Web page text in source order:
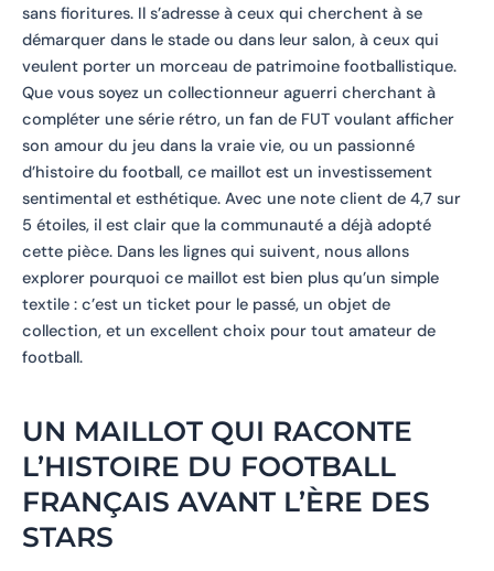
sans fioritures. Il s’adresse à ceux qui cherchent à se
démarquer dans le stade ou dans leur salon, à ceux qui
veulent porter un morceau de patrimoine footballistique.
Que vous soyez un collectionneur aguerri cherchant à
compléter une série rétro, un fan de FUT voulant afficher
son amour du jeu dans la vraie vie, ou un passionné
d’histoire du football, ce maillot est un investissement
sentimental et esthétique. Avec une note client de 4,7 sur
5 étoiles, il est clair que la communauté a déjà adopté
cette pièce. Dans les lignes qui suivent, nous allons
explorer pourquoi ce maillot est bien plus qu’un simple
textile : c’est un ticket pour le passé, un objet de
collection, et un excellent choix pour tout amateur de
football.
UN MAILLOT QUI RACONTE
L’HISTOIRE DU FOOTBALL
FRANÇAIS AVANT L’ÈRE DES
STARS